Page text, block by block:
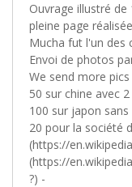
Ouvrage illustré
pleine page
Mucha fut l'un des
Envoi de photos
We send more
50 sur chine avec
100 sur japon sans
20 pour la société
(https://
(https://
?) -